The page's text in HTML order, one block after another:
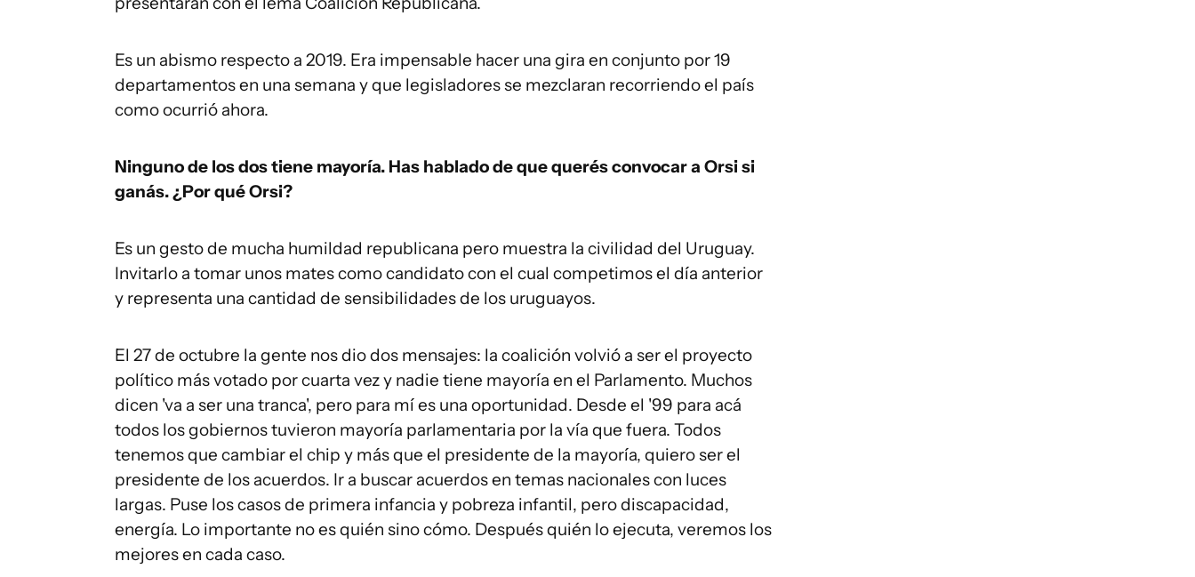
Es un abismo respecto a 2019. Era impensable hacer una gira en conjunto por 19
departamentos en una semana y que legisladores se mezclaran recorriendo el país
como ocurrió ahora.
Ninguno de los dos tiene mayoría. Has hablado de que querés convocar a Orsi si
ganás. ¿Por qué Orsi?
Es un gesto de mucha humildad republicana pero muestra la civilidad del Uruguay.
Invitarlo a tomar unos mates como candidato con el cual competimos el día anterior
y representa una cantidad de sensibilidades de los uruguayos.
El 27 de octubre la gente nos dio dos mensajes: la coalición volvió a ser el proyecto
político más votado por cuarta vez y nadie tiene mayoría en el Parlamento. Muchos
dicen 'va a ser una tranca', pero para mí es una oportunidad. Desde el '99 para acá
todos los gobiernos tuvieron mayoría parlamentaria por la vía que fuera. Todos
tenemos que cambiar el chip y más que el presidente de la mayoría, quiero ser el
presidente de los acuerdos. Ir a buscar acuerdos en temas nacionales con luces
largas. Puse los casos de primera infancia y pobreza infantil, pero discapacidad,
energía. Lo importante no es quién sino cómo. Después quién lo ejecuta, veremos los
mejores en cada caso.